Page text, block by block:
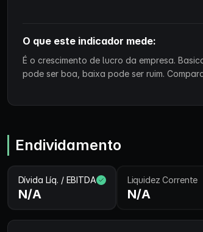
O que este indicador mede:
É o crescimento de lucro da empresa.
pode ser boa, baixa pode ser ruim.
Endividamento
Dívida Líq. / EBITDA
N/A
Liquidez Corrente
N/A